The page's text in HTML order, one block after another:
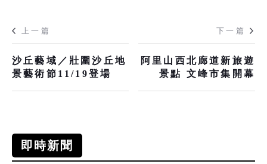
上一篇
沙丘藝域／壯圍沙丘地
景藝術節11/19登場
下一篇
阿里山西北廊道新旅遊
景點 文峰市集開幕
即時新聞